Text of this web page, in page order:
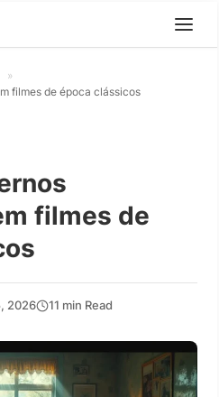
»
filmes de época clássicos
filmes de
2026 11 min Read